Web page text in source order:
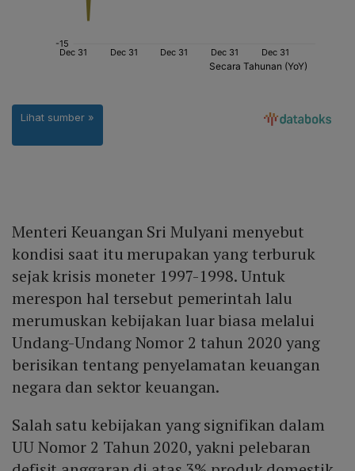
Menteri Keuangan Sri Mulyani menyebut
kondisi saat itu merupakan yang terburuk
sejak krisis moneter 1997-1998. Untuk
merespon hal tersebut pemerintah lalu
merumuskan kebijakan luar biasa melalui
Undang-Undang Nomor 2 tahun 2020 yang
berisikan tentang penyelamatan keuangan
negara dan sektor keuangan.
Salah satu kebijakan yang signifikan dalam
UU Nomor 2 Tahun 2020, yakni pelebaran